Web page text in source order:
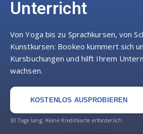
EINLOGGEN
Unterricht
Von Yoga bis zu Sprachkursen, von
Kunstkursen: Bookeo kümmert sich
Kursbuchungen und hilft Ihrem
wachsen.
KOSTENLOS AUSPROBIEREN
30 Tage lang. Keine Kreditkarte erforderlich.